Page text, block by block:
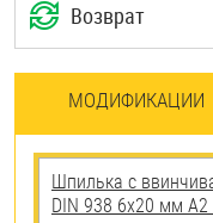
Возврат
МОДИФИКАЦИИ
Шпилька c
DIN 938 6х20 мм А2